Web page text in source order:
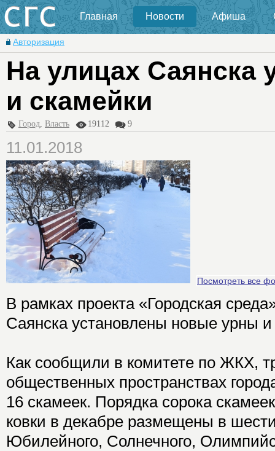
Главная Новости Афиша
Авторизация
На улицах Саянска
и скамейки
Город, Власть 19112 9
11.01.2018
Посмотреть все
В рамках проекта «Городская
Саянска установлены новые урны
Как сообщили в комитете по ЖКХ,
общественных пространствах
16 скамеек. Порядка сорока
ковки в декабре размещены в
Юбилейного, Солнечного,